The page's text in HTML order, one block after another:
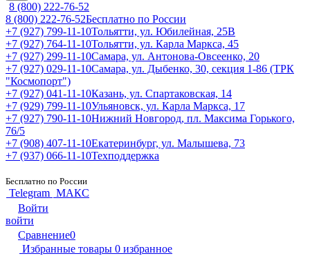
8 (800) 222-76-52
8 (800) 222-76-52Бесплатно по России
+7 (927) 799-11-10Тольятти, ул. Юбилейная, 25В
+7 (927) 764-11-10Тольятти, ул. Карла Маркса, 45
+7 (927) 299-11-10Самара, ул. Антонова-Овсеенко, 20
+7 (927) 029-11-10Самара, ул. Дыбенко, 30, секция 1-86 (ТРК
"Космопорт")
+7 (927) 041-11-10Казань, ул. Спартаковская, 14
+7 (929) 799-11-10Ульяновск, ул. Карла Маркса, 17
+7 (927) 790-11-10Нижний Новгород, пл. Максима Горького,
76/5
+7 (908) 407-11-10Екатеринбург, ул. Малышева, 73
+7 (937) 066-11-10Техподдержка
Бесплатно по России
Telegram МАКС
Войти
войти
Сравнение0
Избранные товары 0 избранное